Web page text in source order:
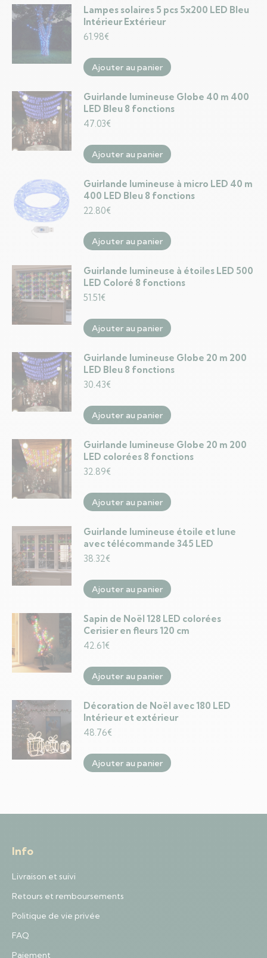
Lampes solaires 5 pcs 5x200 LED Bleu
Intérieur Extérieur
61.98€
Ajouter au panier
Guirlande lumineuse Globe 40 m 400
LED Bleu 8 fonctions
47.03€
Ajouter au panier
Guirlande lumineuse à micro LED 40 m
400 LED Bleu 8 fonctions
22.80€
Ajouter au panier
Guirlande lumineuse à étoiles LED 500
LED Coloré 8 fonctions
51.51€
Ajouter au panier
Guirlande lumineuse Globe 20 m 200
LED Bleu 8 fonctions
30.43€
Ajouter au panier
Guirlande lumineuse Globe 20 m 200
LED colorées 8 fonctions
32.89€
Ajouter au panier
Guirlande lumineuse étoile et lune
avec télécommande 345 LED
38.32€
Ajouter au panier
Sapin de Noël 128 LED colorées
Cerisier en fleurs 120 cm
42.61€
Ajouter au panier
Décoration de Noël avec 180 LED
Intérieur et extérieur
48.76€
Ajouter au panier
Info
Livraison et suivi
Retours et remboursements
Politique de vie privée
FAQ
Paiement